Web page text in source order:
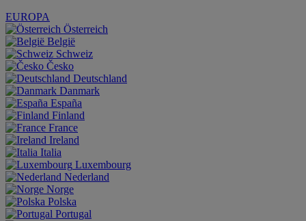
EUROPA
Österreich
België
Schweiz
Česko
Deutschland
Danmark
España
Finland
France
Ireland
Italia
Luxembourg
Nederland
Norge
Polska
Portugal